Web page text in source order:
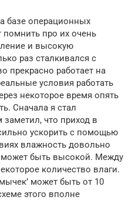
базе операционных
помнить про их очень
и высокую
раз сталкивался с
прекрасно работает на
условия работать
некоторое время опять
Сначала я стал
заметил, что приход в
ускорить с помощью
влажность довольно
может быть высокой. Между
количество влаги.
может быть от 10
этого вполне